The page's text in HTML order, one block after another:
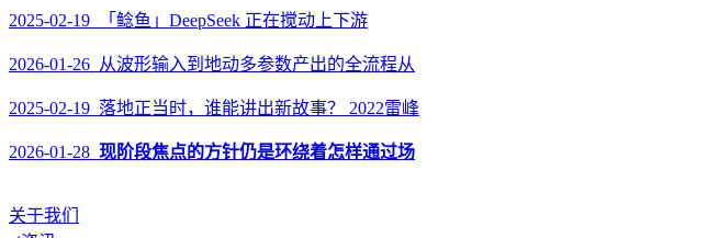
2025-02-19 「鲶鱼」DeepSeek 正在搅动上下游
2026-01-26 从波形输入到地动多参数产出的全流程从
2025-02-19 落地正当时，谁能讲出新故事？ 2022雷峰
2026-01-28 现阶段焦点的方针仍是环绕着怎样通过场
关于我们